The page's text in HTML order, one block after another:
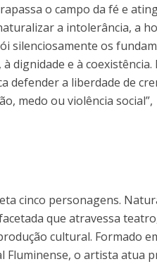
o campo da fé e
a intolerância, a
silenciosamente os
dignidade e à coexistência.
defender a liberdade de
medo ou violência social”,
cinco personagens.
que atravessa
cultural. Formado
Fluminense, o artista atua